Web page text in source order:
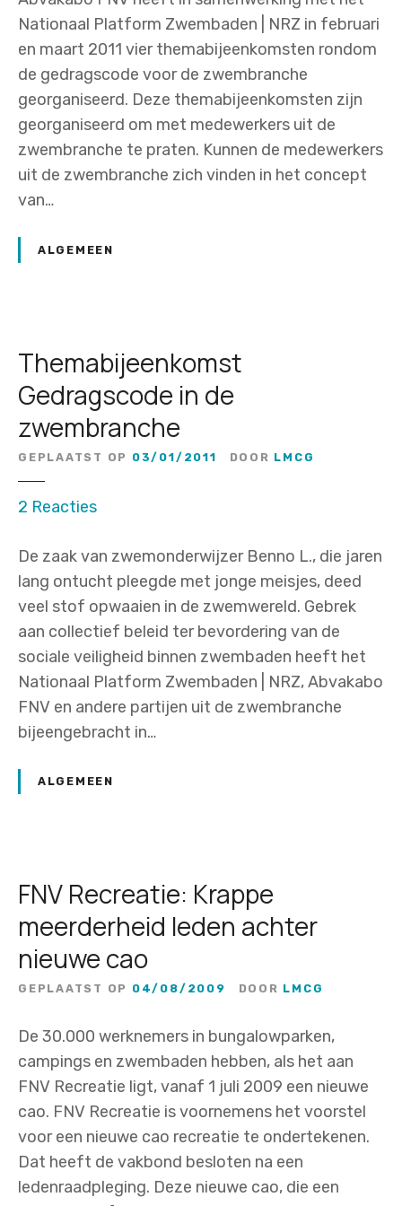
e
n
’
Nationaal Platform Zwembaden | NRZ in februari
en maart 2011 vier themabijeenkomsten rondom
de gedragscode voor de zwembranche
georganiseerd. Deze themabijeenkomsten zijn
georganiseerd om met medewerkers uit de
zwembranche te praten. Kunnen de medewerkers
uit de zwembranche zich vinden in het concept
van…
ALGEMEEN
Themabijeenkomst
Gedragscode in de
zwembranche
GEPLAATST OP 03/01/2011 DOOR LMCG
2 Reactieso
T
h
e
m
a
b
i
j
e
s
t
G
e
r
a
g
s
c
o
d
De zaak van zwemonderwijzer Benno L., die jaren
lang ontucht pleegde met jonge meisjes, deed
veel stof opwaaien in de zwemwereld. Gebrek
aan collectief beleid ter bevordering van de
sociale veiligheid binnen zwembaden heeft het
Nationaal Platform Zwembaden | NRZ, Abvakabo
FNV en andere partijen uit de zwembranche
bijeengebracht in…
ALGEMEEN
FNV Recreatie: Krappe
meerderheid leden achter
nieuwe cao
GEPLAATST OP 04/08/2009 DOOR LMCG
De 30.000 werknemers in bungalowparken,
campings en zwembaden hebben, als het aan
FNV Recreatie ligt, vanaf 1 juli 2009 een nieuwe
cao. FNV Recreatie is voornemens het voorstel
voor een nieuwe cao recreatie te ondertekenen.
Dat heeft de vakbond besloten na een
ledenraadpleging. Deze nieuwe cao, die een